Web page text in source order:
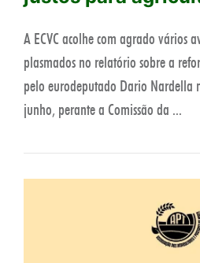
A ECVC acolhe com agrado vários
plasmados no relatório sobre a
pelo eurodeputado Dario Nardella
junho, perante a Comissão da ...